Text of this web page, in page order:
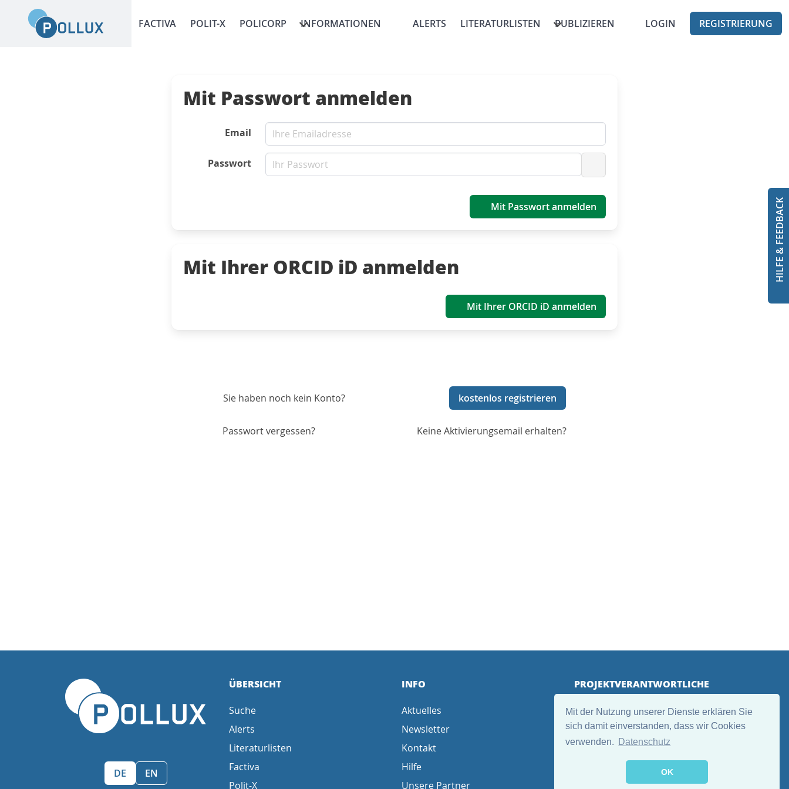
Mit der Nutzung unserer Dienste erklären Sie
sich damit einverstanden, dass wir Cookies
verwenden.
Datenschutz
OK
FACTIVA POLIT-X POLICORP INFORMATIONEN ALERTS LITERATURLISTEN PUBLIZIEREN LOGIN REGISTRIERUNG
HILFE & FEEDBACK
Mit Passwort anmelden
Email
Passwort
Passwort anzeigen
Mit Passwort anmelden
Mit Ihrer ORCID iD anmelden
Mit Ihrer ORCID iD anmelden
Sie haben noch kein Konto? kostenlos registrieren
Passwort vergessen? Keine Aktivierungsemail erhalten?
Sprache wählen/Select language
DE EN
ÜBERSICHT
Suche
Alerts
Literaturlisten
Factiva
Polit-X
INFO
Aktuelles
Newsletter
Kontakt
Hilfe
Unsere Partner
PROJEKTVERANTWORTLICHE